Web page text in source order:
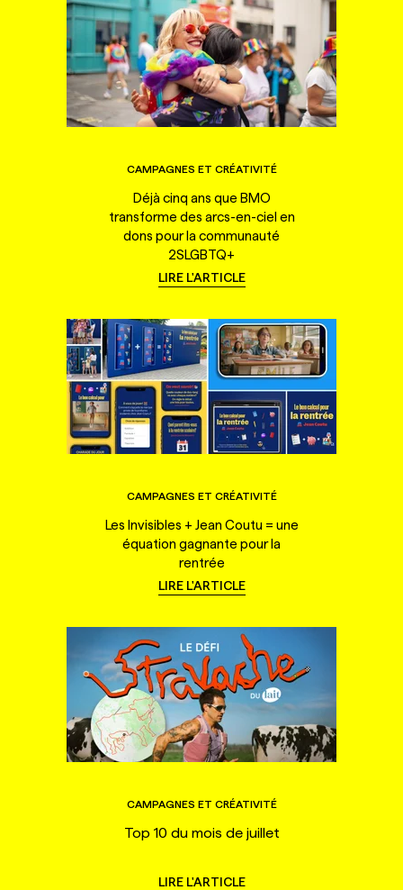
CAMPAGNES ET CRÉATIVITÉ
Déjà cinq ans que BMO
transforme des arcs-en-ciel en
dons pour la communauté
2SLGBTQ+
LIRE L'ARTICLE
CAMPAGNES ET CRÉATIVITÉ
Les Invisibles + Jean Coutu = une
équation gagnante pour la
rentrée
LIRE L'ARTICLE
CAMPAGNES ET CRÉATIVITÉ
Top 10 du mois de juillet
LIRE L'ARTICLE